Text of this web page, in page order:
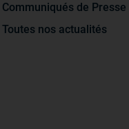
Communiqués de Presse
Toutes nos actualités